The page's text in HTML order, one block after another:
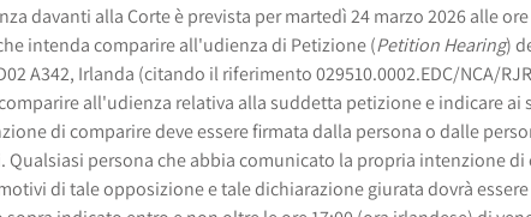
davanti alla Corte è prevista per martedì 24 marzo 2026 alle
intenda comparire all'udienza di Petizione (Petition Hearing)
A342, Irlanda (citando il riferimento 029510.0002.EDC/NCA/
all'udienza relativa alla suddetta petizione e indicare
di comparire deve essere firmata dalla persona o dalle
Qualsiasi persona che abbia comunicato la propria intenzione
di tale opposizione e tale dichiarazione giurata dovrà